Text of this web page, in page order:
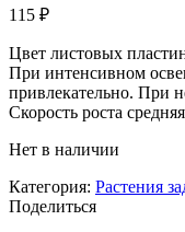
115 ₽
Цвет листовых
При интенсивном
привлекательно. При
Скорость роста
Нет в наличии
Категория: Растения
Поделиться